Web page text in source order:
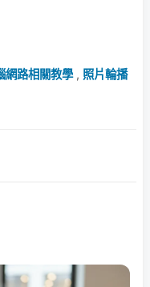
網路相關教學, 照片輪播